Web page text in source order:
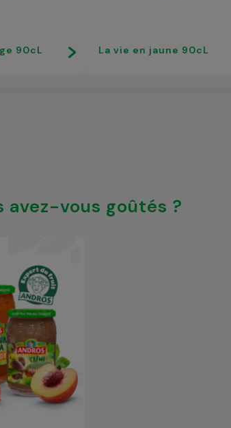
90cL La vie en jaune 90cL
avez-vous goûtés ?